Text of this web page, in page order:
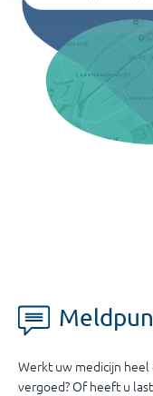
Werkt uw medicijn
vergoed? Of heeft u